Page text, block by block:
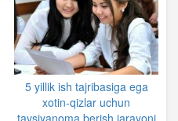
5 yillik ish tajribasiga ega
xotin-qizlar uchun
tavsiyanoma berish jarayoni